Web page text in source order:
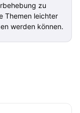
zu
Themen leichter
werden können.